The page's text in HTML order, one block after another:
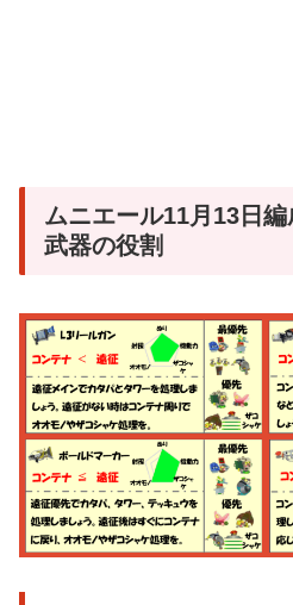
ムニエール11月13日
武器の役割